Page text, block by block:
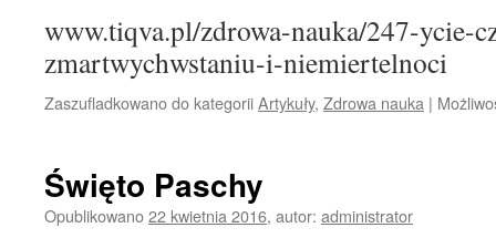
www.tiqva.pl/zdrowa-nauka/247-
zmartwychwstaniu-i-niemiertelnoci
Zaszufladkowano do kategoriiArtykuły, Zdrowa nauka |
Święto Paschy
Opublikowano22 kwietnia 2016, autor: administrator